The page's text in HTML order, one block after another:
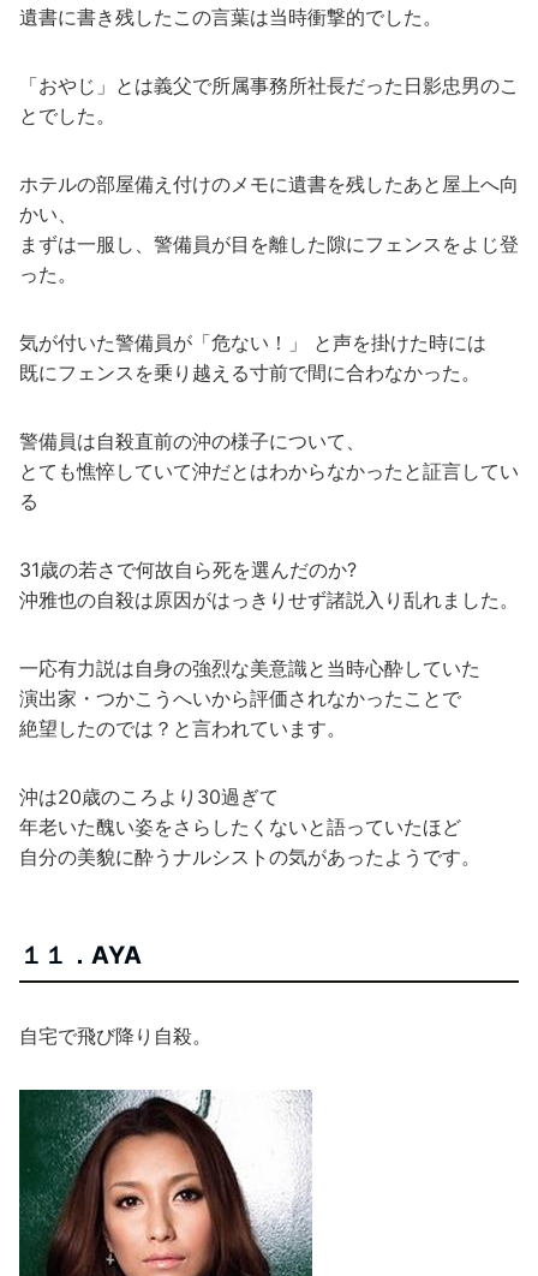
遺書に書き残したこの言葉は当時衝撃的でした。
「おやじ」とは義父で所属事務所社長だった日影忠男のこ
とでした。
ホテルの部屋備え付けのメモに遺書を残したあと屋上へ向
かい、
まずは一服し、警備員が目を離した隙にフェンスをよじ登
った。
気が付いた警備員が「危ない！」 と声を掛けた時には
既にフェンスを乗り越える寸前で間に合わなかった。
警備員は自殺直前の沖の様子について、
とても憔悴していて沖だとはわからなかったと証言してい
る
31歳の若さで何故自ら死を選んだのか?
沖雅也の自殺は原因がはっきりせず諸説入り乱れました。
一応有力説は自身の強烈な美意識と当時心酔していた
演出家・つかこうへいから評価されなかったことで
絶望したのでは？と言われています。
沖は20歳のころより30過ぎて
年老いた醜い姿をさらしたくないと語っていたほど
自分の美貌に酔うナルシストの気があったようです。
１１．AYA
自宅で飛び降り自殺。